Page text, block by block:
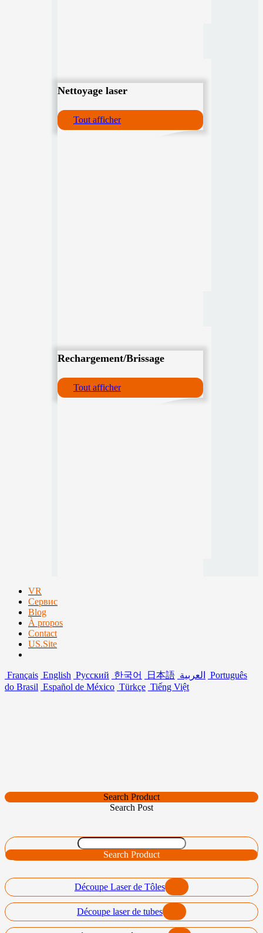
Nettoyage laser
Tout afficher
Rechargement/Brissage
Tout afficher
VR
Сервис
Blog
À propos
Contact
US.Site
Français English Русский 한국어 日本語 العربية
Português
do Brasil Español de México Türkçe Tiếng Việt
Search Product
Search Post
Search Product
Découpe Laser de Tôles
Découpe laser de tubes